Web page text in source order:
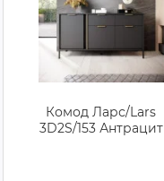
Комод Ларс/Lars
3D2S/153 Антрацит